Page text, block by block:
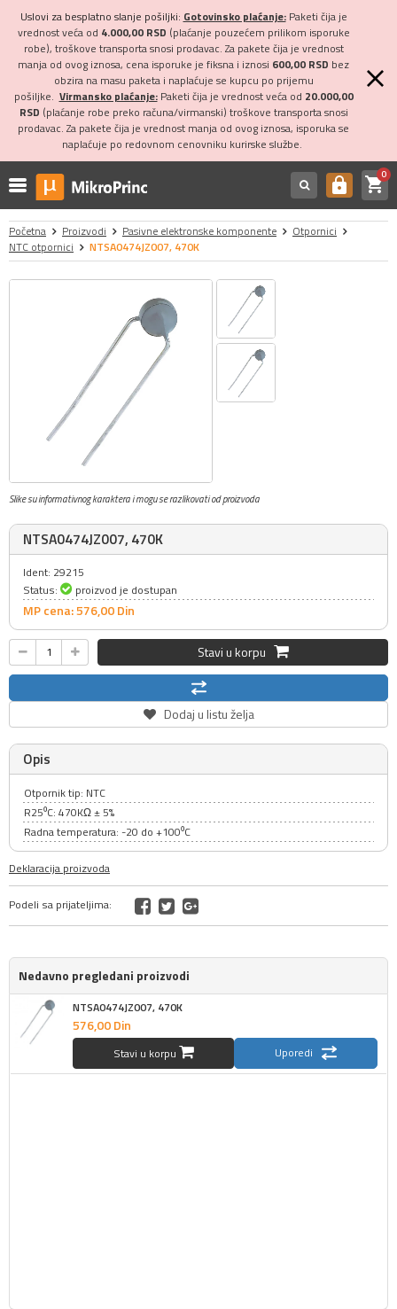
Uslovi za besplatno slanje pošiljki: Gotovinsko plaćanje:Paketi čija je
vrednost veća od 4.000,00 RSD (plaćanje pouzećem prilikom isporuke
robe), troškove transporta snosi prodavac. Za pakete čija je vrednost
manja od ovog iznosa, cena isporuke je fiksna i iznosi 600,00 RSD bez
obzira na masu paketa i naplaćuje se kupcu po prijemu
pošiljke. Virmansko plaćanje:Paketi čija je vrednost veća od 20.000,00
RSD (plaćanje robe preko računa/virmanski) troškove transporta snosi
prodavac. Za pakete čija je vrednost manja od ovog iznosa, isporuka se
naplaćuje po redovnom cenovniku kurirske službe.
https shopping_cart0
Početna Proizvodi Pasivne elektronske komponente
Otpornici
NTC otpornici
NTSA0474JZ007, 470K
Slike su informativnog karaktera i mogu se razlikovati od proizvoda
NTSA0474JZ007, 470K
Ident: 29215
Status:
proizvod je dostupan
MP cena: 576,00Din
Stavi u korpu
Dodaj u listu želja
Opis
Otpornik tip: NTC
R25⁰C: 470KΩ ± 5%
Radna temperatura: -20 do +100⁰C
Deklaracija proizvoda
Podeli sa prijateljima:
Nedavno pregledani proizvodi
NTSA0474JZ007, 470K
576,00Din
Stavi u korpu Uporedi